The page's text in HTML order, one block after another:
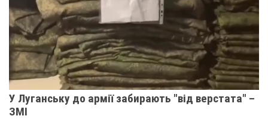
У Луганську до армії забирають "від верстата" –
ЗМІ